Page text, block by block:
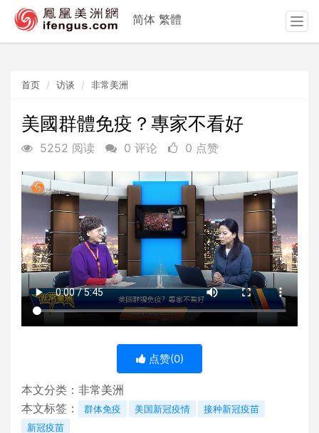
首页 访谈 非常美洲
美國群體免疫？專家不看好
5252 阅读 0 评论 0 点赞
点赞(0)
本文分类： 非常美洲
本文标签：
群体免疫 美国新冠疫情
接种新冠疫苗
新冠疫苗
简体 繁體
T
o
g
a
i
o
n